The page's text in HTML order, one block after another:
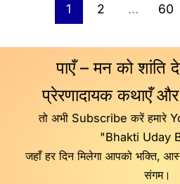
1 2 … 60
पाएँ – मन को शांति
प्रेरणादायक कथाएँ और
तो अभी Subscribe करें हमारे
"Bhakti Uday
जहाँ हर दिन मिलेगा आपको भक्ति,
संगम।